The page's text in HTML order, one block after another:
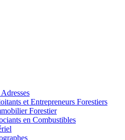
et Entrepreneurs Forestiers
Forestier
en Combustibles